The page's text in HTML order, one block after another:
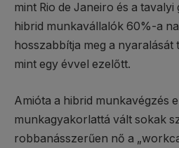
mint Rio de Janeiro és a
hibrid munkavállalók 60%-a
hosszabbítja meg a nyaralását
mint egy évvel ezelőtt.
Amióta a hibrid munkavégzés
munkagyakorlattá vált sokak
robbanásszerűen nő a